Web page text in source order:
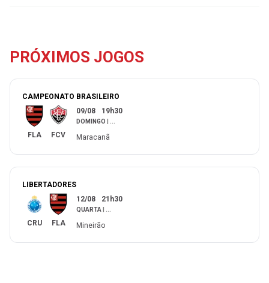
PRÓXIMOS JOGOS
CAMPEONATO BRASILEIRO
FLA FCV
09/08 19h30
DOMINGO
Maracanã
LIBERTADORES
CRU FLA
12/08 21h30
QUARTA
Mineirão